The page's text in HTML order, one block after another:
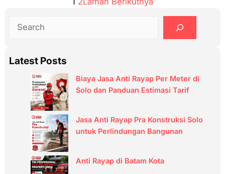
r
Latest Posts
Biaya Jasa Anti Rayap Per Meter di
Solo dan Panduan Estimasi Tarif
Jasa Anti Rayap Pra Konstruksi Solo
untuk Perlindungan Bangunan
Anti Rayap di Batam Kota